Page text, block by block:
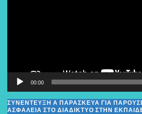
00:00
ΣΥΝΕΝΤΕΥΞΗ Α ΠΑΡΑΣΚΕΥΑ ΓΙΑ
ΑΣΦΑΛΕΙΑ ΣΤΟ ΔΙΑΔΙΚΤΥΟ ΣΤΗΝ